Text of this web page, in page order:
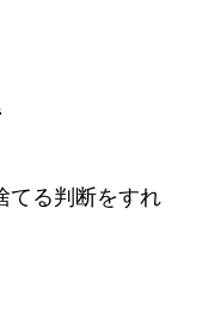
てる判断をすれ